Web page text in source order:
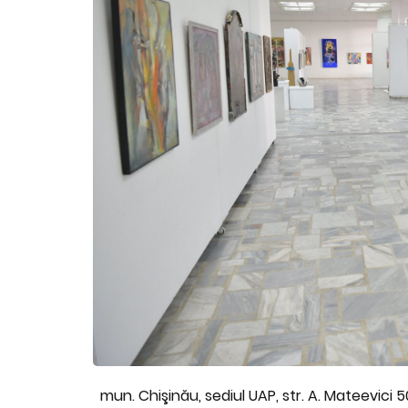
mun. Chişinău, sediul UAP, str. A. Mateevici